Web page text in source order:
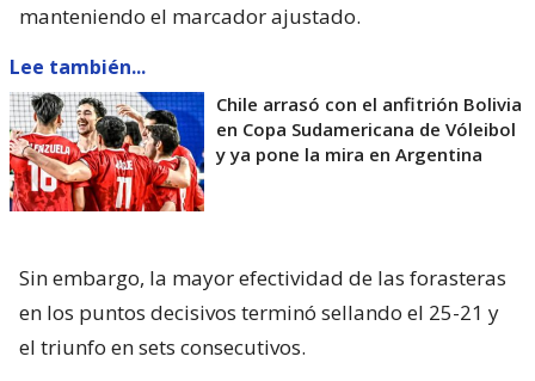
manteniendo el marcador ajustado.
Lee también...
Chile arrasó con el anfitrión Bolivia
en Copa Sudamericana de Vóleibol
y ya pone la mira en Argentina
Sin embargo, la mayor efectividad de las forasteras
en los puntos decisivos terminó sellando el 25-21 y
el triunfo en sets consecutivos.